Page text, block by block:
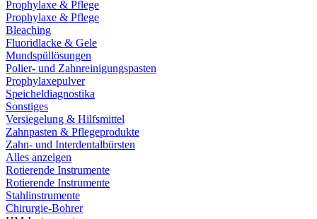
Prophylaxe & Pflege
Prophylaxe & Pflege
Bleaching
Fluoridlacke & Gele
Mundspüllösungen
Polier- und Zahnreinigungspasten
Prophylaxepulver
Speicheldiagnostika
Sonstiges
Versiegelung & Hilfsmittel
Zahnpasten & Pflegeprodukte
Zahn- und Interdentalbürsten
Alles anzeigen
Rotierende Instrumente
Rotierende Instrumente
Stahlinstrumente
Chirurgie-Bohrer